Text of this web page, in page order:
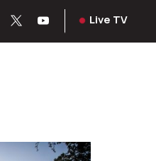
Live TV